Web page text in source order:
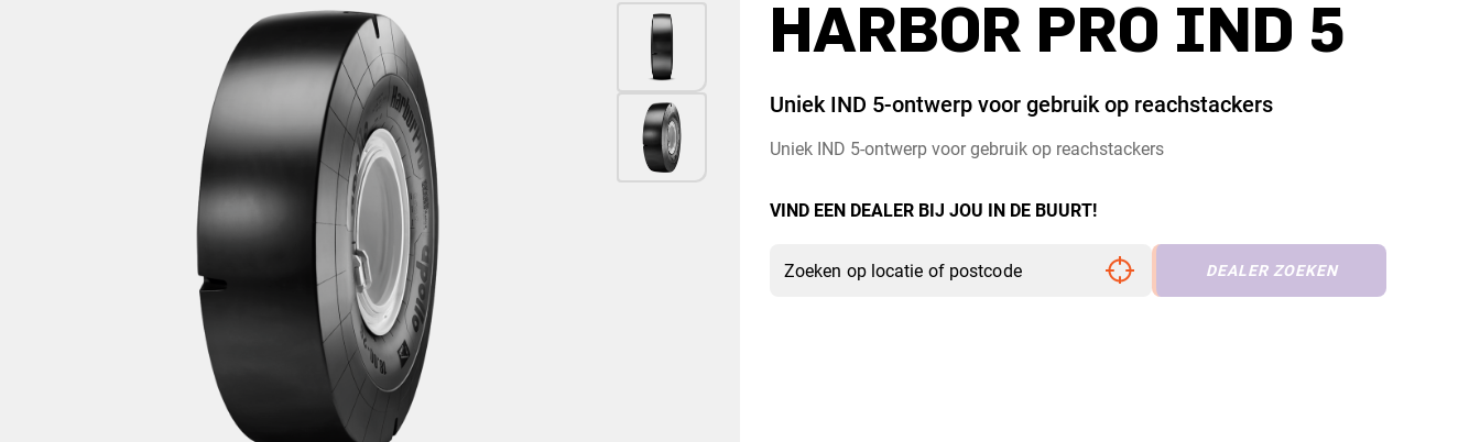
HARBOR PRO IND 5
Uniek IND 5-ontwerp voor gebruik op reachstackers
Uniek IND 5-ontwerp voor gebruik op reachstackers
VIND EEN DEALER BIJ JOU IN DE BUURT!
DEALER ZOEKEN